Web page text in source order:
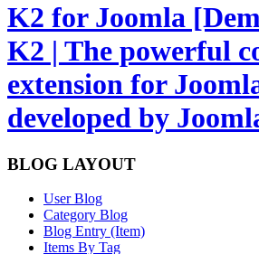
K2 for Joomla
K2 | The powerful
extension for
developed by
BLOG LAYOUT
User Blog
Category Blog
Blog Entry (Item)
Items By Tag